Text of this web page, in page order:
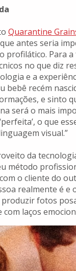
Quarantine
antes seria
profilático. Para
no que diz
e a
bebê recém
e sinto
será o mais
o que
visual.”
da
método
o cliente do
realmente é
fotos
laços